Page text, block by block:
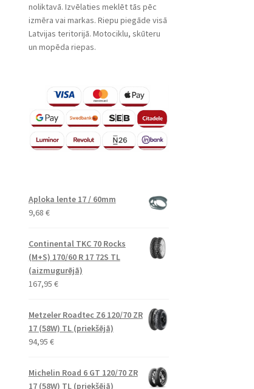
noliktavā. Izvēlaties meklēt tās pēc
izmēra vai markas. Riepu piegāde visā
Latvijas teritorijā. Motociklu, skūteru
un mopēda riepas.
Aploka lente 17 / 60mm
9,68 €
Continental TKC 70 Rocks
(M+S) 170/60 R 17 72S TL
(aizmugurējā)
167,95 €
Metzeler Roadtec Z6 120/70 ZR
17 (58W) TL (priekšējā)
94,95 €
Michelin Road 6 GT 120/70 ZR
17 (58W) TL (priekšējā)